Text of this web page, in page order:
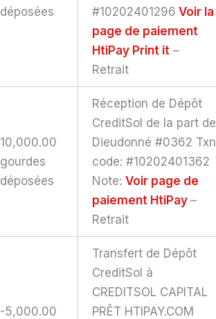
déposées
#10202401296 Voir la
page de paiement
HtiPay Print it –
Retrait
10,000.00
gourdes
déposées
Réception de Dépôt
CreditSol de la part de
Dieudonné #0362 Txn
code: #10202401362
Note: Voir page de
paiement HtiPay –
Retrait
-5,000.00
Transfert de Dépôt
CreditSol à
CREDITSOL CAPITAL
PRÊT HTIPAY.COM